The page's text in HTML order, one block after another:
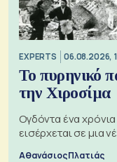
EXPERTS 06.08.2026,
Το πυρηνικό
την Χιροσίμα
Ογδόντα ένα
εισέρχεται σε μια
Αθανάσιος Πλατιάς